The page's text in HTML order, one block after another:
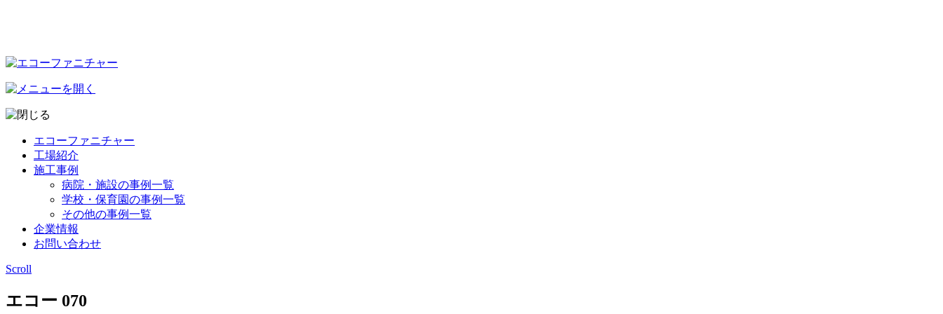
エコーファニチャー
工場紹介
施工事例
病院・施設の事例一覧
学校・保育園の事例一覧
その他の事例一覧
企業情報
お問い合わせ
Scroll
エコー 070